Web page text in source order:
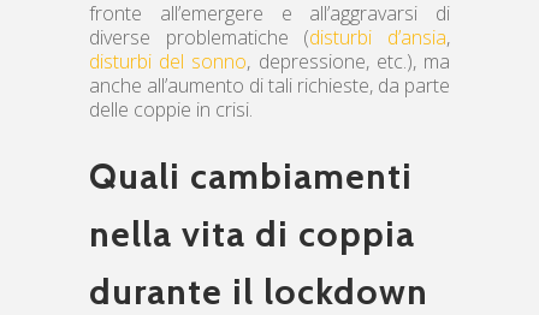
fronte all’emergere e all’aggravarsi di
diverse problematiche (disturbi d’ansia,
disturbi del sonno, depressione, etc.), ma
anche all’aumento di tali richieste, da parte
delle coppie in crisi.
Quali cambiamenti
nella vita di coppia
durante il lockdown